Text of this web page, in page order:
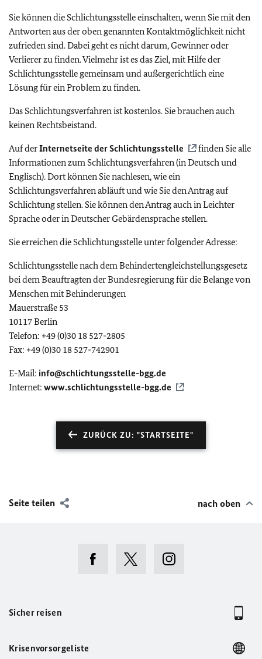
Sie können die Schlichtungsstelle einschalten, wenn Sie mit den
Antworten aus der oben genannten Kontaktmöglichkeit nicht
zufrieden sind. Dabei geht es nicht darum, Gewinner oder
Verlierer zu finden. Vielmehr ist es das Ziel, mit Hilfe der
Schlichtungsstelle gemeinsam und außergerichtlich eine
Lösung für ein Problem zu finden.
Das Schlichtungsverfahren ist kostenlos. Sie brauchen auch
keinen Rechtsbeistand.
Auf derInternetseite der Schlichtungsstelle
finden Sie alle
Informationen zum Schlichtungsverfahren (in Deutsch und
Englisch). Dort können Sie nachlesen, wie ein
Schlichtungsverfahren abläuft und wie Sie den Antrag auf
Schlichtung stellen. Sie können den Antrag auch in Leichter
Sprache oder in Deutscher Gebärdensprache stellen.
Sie erreichen die Schlichtungsstelle unter folgender Adresse:
Schlichtungsstelle nach dem Behindertengleichstellungsgesetz
bei dem Beauftragten der Bundesregierung für die Belange von
Menschen mit Behinderungen
Mauerstraße 53
10117 Berlin
Telefon: +49 (0)30 18 527-2805
Fax: +49 (0)30 18 527-742901
E-Mail: info@schlichtungsstelle-bgg.de
Internet: www.schlichtungsstelle-bgg.de
ZURÜCK ZU: "STARTSEITE"
Seite teilen nach oben
Sicher reisen
Krisenvorsorgeliste